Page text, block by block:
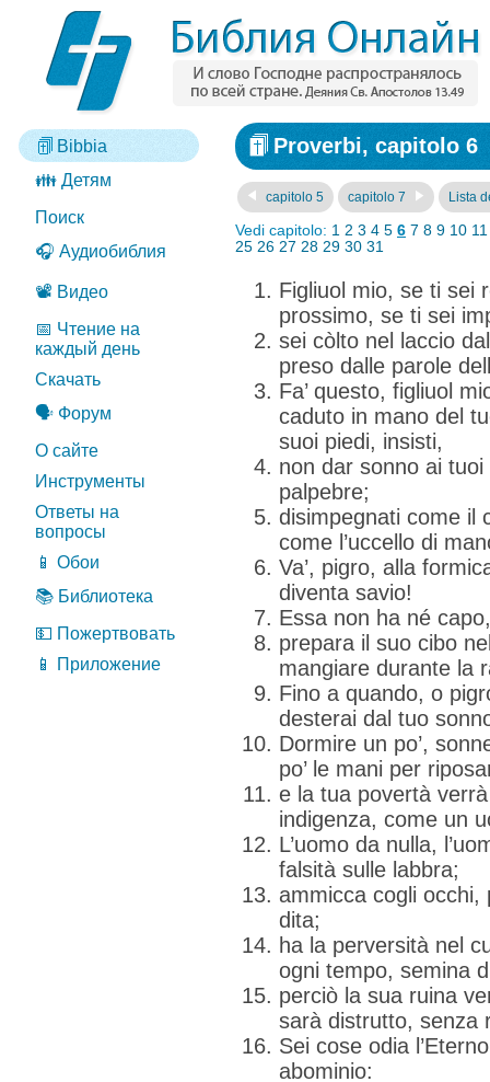
Bibbia
👪 Детям
Поиск
🎧 Аудиобиблия
📽️ Видео
📅 Чтение на
каждый день
Скачать
🗣️ Форум
О сайте
Инструменты
Ответы на
вопросы
📱 Обои
📚 Библиотека
💵 Пожертвовать
📱 Приложение
Proverbi, capitolo 6
capitolo 5 capitolo 7 Lista
Vedi capitolo: 1 2 3 4 5 6 7 8 9 10 11
25 26 27 28 29 30 31
Figliuol mio, se ti sei
prossimo, se ti sei
sei còlto nel laccio
preso dalle parole
Fa’ questo, figliuol
caduto in mano del
suoi piedi, insisti,
non dar sonno ai
palpebre;
disimpegnati come il
come l’uccello di
Va’, pigro, alla
diventa savio!
Essa non ha né
prepara il suo cibo
mangiare durante la
Fino a quando, o
desterai dal tuo
Dormire un po’,
po’ le mani per
e la tua povertà
indigenza, come un
L’uomo da nulla,
falsità sulle labbra;
ammicca cogli occhi,
dita;
ha la perversità nel
ogni tempo, semina
perciò la sua ruina
sarà distrutto, senza
Sei cose odia
abominio: